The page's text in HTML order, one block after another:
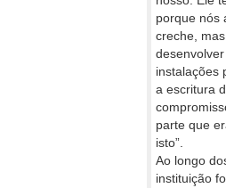
porque nós
creche,
instalações
a escritura
parte que
isto”.
Ao longo
instituição